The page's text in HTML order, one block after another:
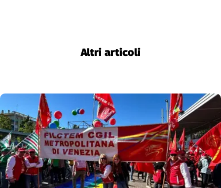
Altri articoli